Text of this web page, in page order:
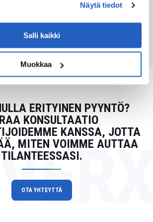
Näytä tiedot
Salli kaikki
Muokkaa
ERITYINEN PYYNTÖ?
KONSULTAATIO
KANSSA, JOTTA
MITEN VOIMME AUTTAA
TILANTEESSASI.
OTA YHTEYTTÄ